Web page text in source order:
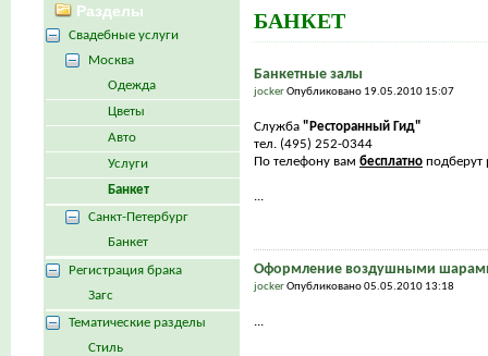
БАНКЕТ
Банкетные залы
jockerОпубликовано 19.05.2010 15:07
Служба "Ресторанный Гид"
тел. (495) 252-0344
По телефону вам бесплатноподберут
...
Оформление воздушными
jockerОпубликовано 05.05.2010 13:18
...
Разделы
Свадебные услуги
Москва
Одежда
Цветы
Авто
Услуги
Банкет
Санкт-Петербург
Банкет
Регистрация брака
Загс
Тематические разделы
Стиль